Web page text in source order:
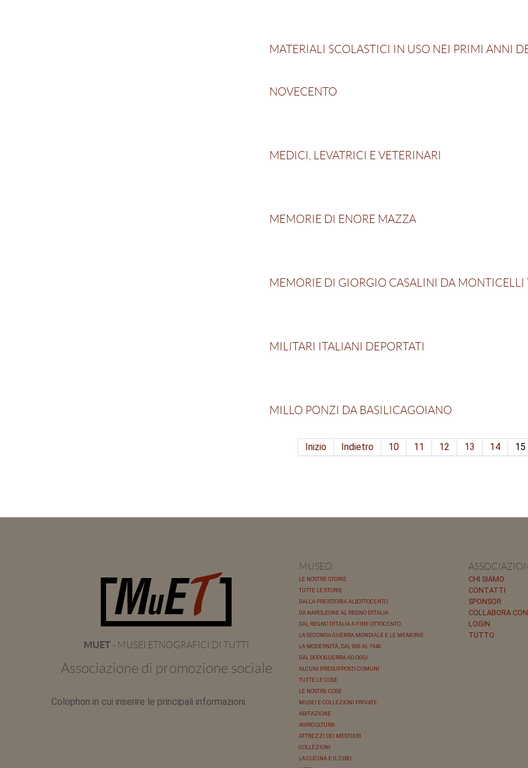
MATERIALI SCOLASTICI IN USO NEI PRIMI ANNI
NOVECENTO
MEDICI, LEVATRICI E VETERINARI
MEMORIE DI ENORE MAZZA
MEMORIE DI GIORGIO CASALINI DA MONTICELLI
MILITARI ITALIANI DEPORTATI
MILLO PONZI DA BASILICAGOIANO
Inizio Indietro 10 11 12 13 14 15
MUET - MUSEI ETNOGRAFICI DI TUTTI
Associazione di promozione sociale
Colophon in cui inserire le principali informazioni
MUSEO
LE NOSTRE STORIE
TUTTE LE STORIE
DALLA PREISTORIA ALL'OTTOCENTO
DA NAPOLEONE AL REGNO D'ITALIA
DAL REGNO D'ITALIA A FINE OTTOCENTO
LA SECONDA GUERRA MONDIALE E LE MEMORIE
LA MODERNITÀ, DAL 900 AL 1940
DAL DOPOGUERRA AD OGGI
ALCUNI PRESUPPOSTI COMUNI
TUTTE LE COSE
LE NOSTRE COSE
MUSEI E COLLEZIONI PRIVATE
ABITAZIONE
AGRICOLTURA
ATTREZZI DEI MESTIERI
COLLEZIONI
LA CUCINA E IL CIBO
CHI SIAMO
CONTATTI
SPONSOR
COLLABORA
LOGIN
TUTTO